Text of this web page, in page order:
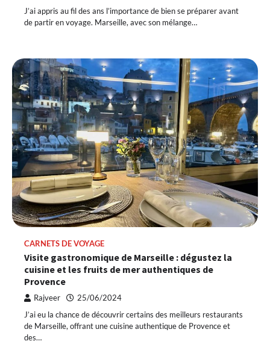
J’ai appris au fil des ans l’importance de bien se préparer avant
de partir en voyage. Marseille, avec son mélange…
CARNETS DE VOYAGE
Visite gastronomique de Marseille : dégustez la
cuisine et les fruits de mer authentiques de
Provence
Rajveer 25/06/2024
J’ai eu la chance de découvrir certains des meilleurs restaurants
de Marseille, offrant une cuisine authentique de Provence et
des…